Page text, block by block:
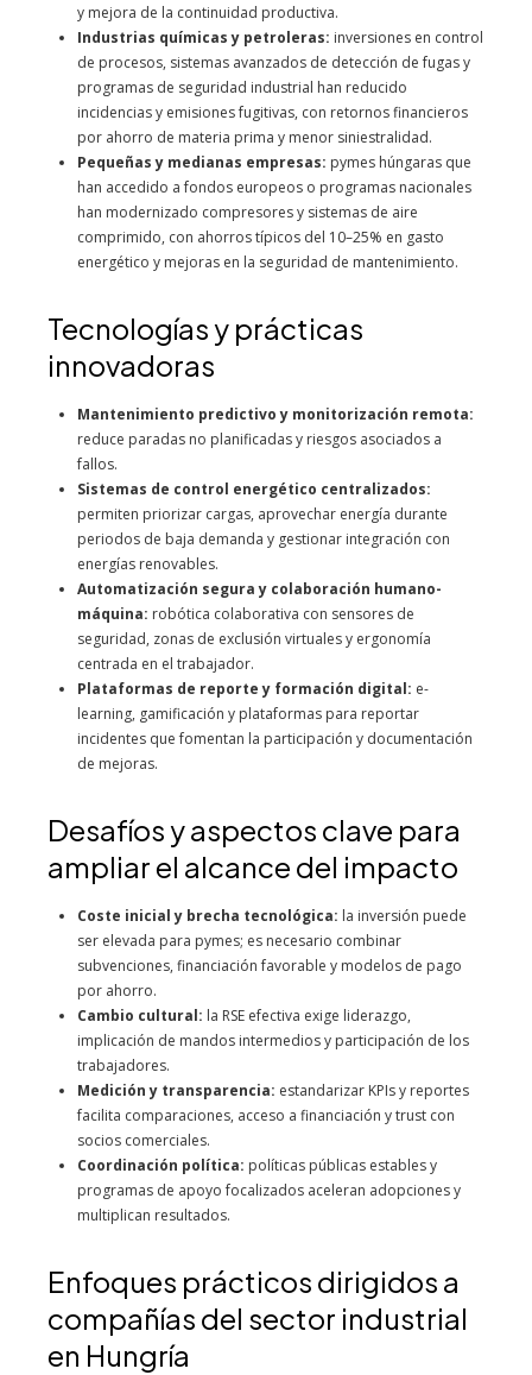
y mejora de la continuidad productiva.
Industrias químicas y petroleras: inversiones en control
de procesos, sistemas avanzados de detección de fugas y
programas de seguridad industrial han reducido
incidencias y emisiones fugitivas, con retornos financieros
por ahorro de materia prima y menor siniestralidad.
Pequeñas y medianas empresas: pymes húngaras que
han accedido a fondos europeos o programas nacionales
han modernizado compresores y sistemas de aire
comprimido, con ahorros típicos del 10–25% en gasto
energético y mejoras en la seguridad de mantenimiento.
Tecnologías y prácticas
innovadoras
Mantenimiento predictivo y monitorización remota:
reduce paradas no planificadas y riesgos asociados a
fallos.
Sistemas de control energético centralizados:
permiten priorizar cargas, aprovechar energía durante
periodos de baja demanda y gestionar integración con
energías renovables.
Automatización segura y colaboración humano-
máquina: robótica colaborativa con sensores de
seguridad, zonas de exclusión virtuales y ergonomía
centrada en el trabajador.
Plataformas de reporte y formación digital: e-
learning, gamificación y plataformas para reportar
incidentes que fomentan la participación y documentación
de mejoras.
Desafíos y aspectos clave para
ampliar el alcance del impacto
Coste inicial y brecha tecnológica: la inversión puede
ser elevada para pymes; es necesario combinar
subvenciones, financiación favorable y modelos de pago
por ahorro.
Cambio cultural: la RSE efectiva exige liderazgo,
implicación de mandos intermedios y participación de los
trabajadores.
Medición y transparencia: estandarizar KPIs y reportes
facilita comparaciones, acceso a financiación y trust con
socios comerciales.
Coordinación política: políticas públicas estables y
programas de apoyo focalizados aceleran adopciones y
multiplican resultados.
Enfoques prácticos dirigidos a
compañías del sector industrial
en Hungría